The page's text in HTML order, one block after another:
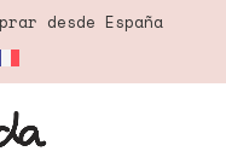
desde España